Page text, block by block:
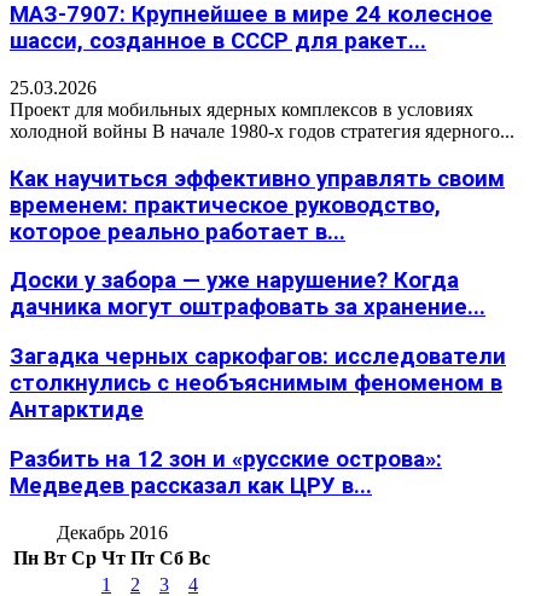
МАЗ-7907: Крупнейшее в мире 24 колесное
шасси, созданное в СССР для ракет...
25.03.2026
Проект для мобильных ядерных комплексов в условиях
холодной войны В начале 1980-х годов стратегия ядерного...
Как научиться эффективно управлять своим
временем: практическое руководство,
которое реально работает в...
Доски у забора — уже нарушение? Когда
дачника могут оштрафовать за хранение...
Загадка черных саркофагов: исследователи
столкнулись с необъяснимым феноменом в
Антарктиде
Разбить на 12 зон и «русские острова»:
Медведев рассказал как ЦРУ в...
Декабрь 2016
Пн Вт Ср Чт Пт Сб Вс
1
2 3
4